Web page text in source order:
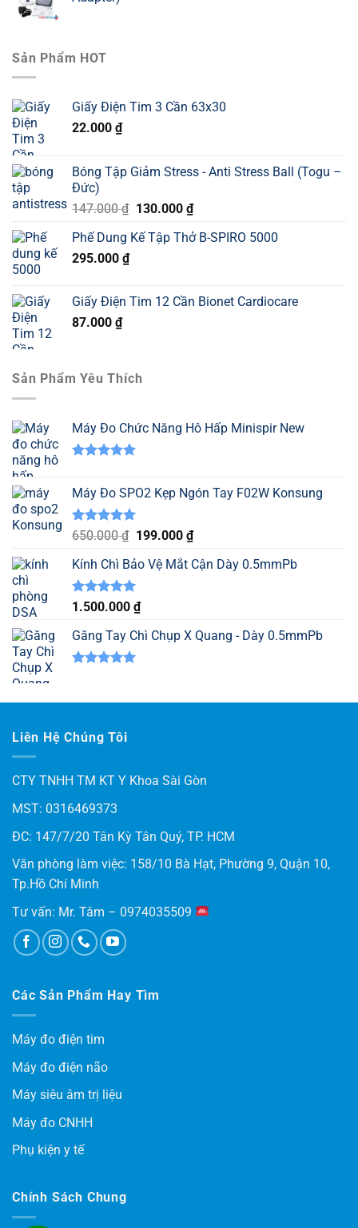
Sản Phẩm HOT
Giấy Điện Tim 3 Cần 63x30
22.000 ₫
Bóng Tập Giảm Stress - Anti Stress Ball (Togu –
Đức)
147.000₫ Giá
là:
130.000 ₫Giá
tại
Phế Dung Kế Tập Thở B-SPIRO 5000
295.000 ₫
Giấy Điện Tim 12 Cần Bionet Cardiocare
87.000 ₫
Sản Phẩm Yêu Thích
Máy Đo Chức Năng Hô Hấp Minispir New
5 sao
Máy Đo SPO2 Kẹp Ngón Tay F02W Konsung
Được xếp
5.00
5 sao
650.000₫ Giá
là:
650.000 ₫.
199.000 ₫Giá
tại
Kính Chì Bảo Vệ Mắt Cận Dày 0.5mmPb
Được xếp
5 sao
1.500.000 ₫
Găng Tay Chì Chụp X Quang - Dày 0.5mmPb
5 sao
Liên Hệ Chúng Tôi
CTY TNHH TM KT Y Khoa Sài Gòn
MST: 0316469373
ĐC: 147/7/20 Tân Kỳ Tân Quý, TP. HCM
Văn phòng làm việc: 158/10 Bà Hạt, Phường 9, Quận 10,
Tp.Hồ Chí Minh
Tư vấn: Mr. Tâm – 0974035509
Các Sản Phẩm Hay Tìm
Máy đo điện tim
Máy đo điện não
Máy siêu âm trị liệu
Máy đo CNHH
Phụ kiện y tế
Chính Sách Chung